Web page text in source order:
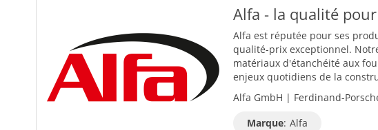
Alfa - la qualité
Alfa est réputée pour ses
qualité-prix exceptionnel.
matériaux d'étanchéité aux
enjeux quotidiens de la
Alfa GmbH | Ferdinand-
Marque: Alfa